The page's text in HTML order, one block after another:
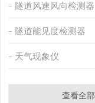
隧道风速风向检测器
隧道能见度检测器
天气现象仪
查看全部